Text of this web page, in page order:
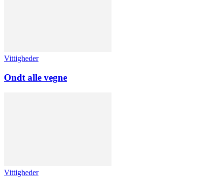
Vittigheder
Ondt alle vegne
Vittigheder